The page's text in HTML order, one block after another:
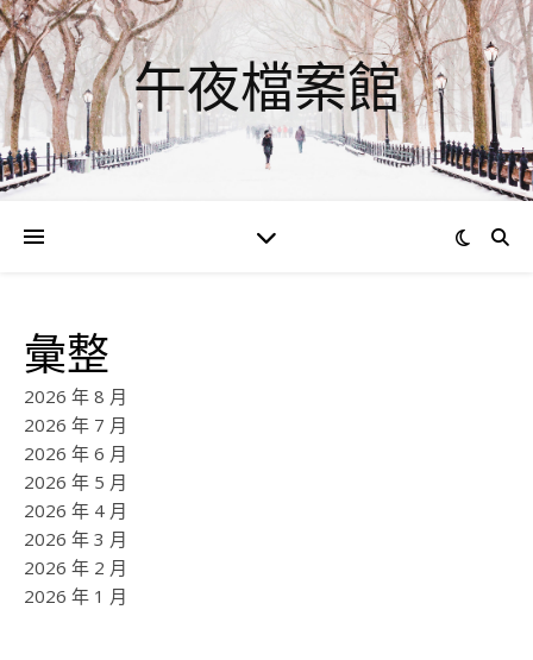
午夜檔案館
彙整
2026 年 8 月
2026 年 7 月
2026 年 6 月
2026 年 5 月
2026 年 4 月
2026 年 3 月
2026 年 2 月
2026 年 1 月